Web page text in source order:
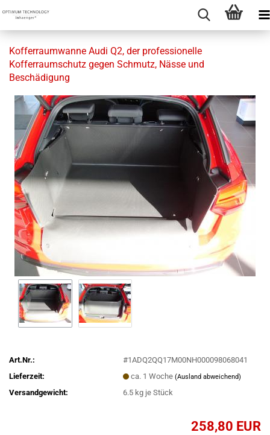
Kofferraumwanne Audi Q2, der professionelle
Kofferraumschutz gegen Schmutz, Nässe und
Beschädigung
Art.Nr.:
#1ADQ2QQ17M00NH000098068041
Lieferzeit:
ca. 1 Woche(Ausland abweichend)
Versandgewicht: 6.5 kg je Stück
258,80 EUR